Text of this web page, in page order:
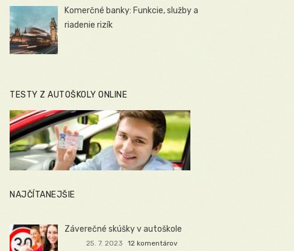
Komerčné banky: Funkcie, služby a
riadenie rizík
TESTY Z AUTOŠKOLY ONLINE
NAJČÍTANEJŠIE
Záverečné skúšky v autoškole
25. 7. 2023 12 komentárov